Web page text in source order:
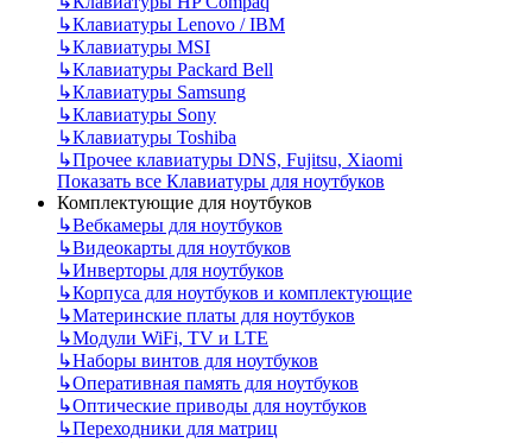
↳Клавиатуры Lenovo / IBM
↳Клавиатуры MSI
↳Клавиатуры Packard Bell
↳Клавиатуры Samsung
↳Клавиатуры Sony
↳Клавиатуры Toshiba
↳Прочее клавиатуры DNS, Fujitsu, Xiaomi
Показать все Клавиатуры для ноутбуков
Комплектующие для ноутбуков
↳Вебкамеры для ноутбуков
↳Видеокарты для ноутбуков
↳Инверторы для ноутбуков
↳Корпуса для ноутбуков и комплектующие
↳Материнские платы для ноутбуков
↳Модули WiFi, TV и LTE
↳Наборы винтов для ноутбуков
↳Оперативная память для ноутбуков
↳Оптические приводы для ноутбуков
↳Переходники для матриц